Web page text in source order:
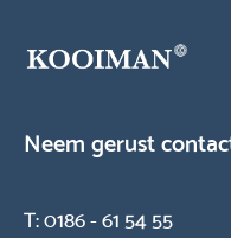
Neem gerust
T:0186 - 61 54 55